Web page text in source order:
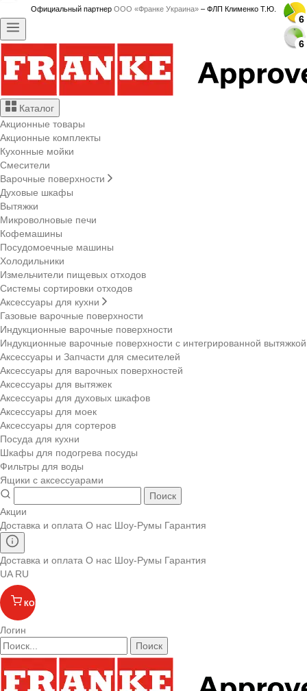
Официальный партнер ООО «Франке Украина» – ФЛП Клименко Т.Ю.
Каталог
Акционные товары
Акционные комплекты
Кухонные мойки
Смесители
Варочные поверхности
Духовые шкафы
Вытяжки
Микроволновые печи
Кофемашины
Посудомоечные машины
Холодильники
Измельчители пищевых отходов
Системы сортировки отходов
Аксессуары для кухни
Газовые варочные поверхности
Индукционные варочные поверхности
Индукционные варочные поверхности с интегрированной вытяжкой
Аксессуары и Запчасти для смесителей
Аксессуары для варочных поверхностей
Аксессуары для вытяжек
Аксессуары для духовых шкафов
Аксессуары для моек
Аксессуары для сортеров
Посуда для кухни
Шкафы для подогрева посуды
Фильтры для воды
Ящики с аксессуарами
Поиск
Акции
Доставка и оплата О нас Шоу-Румы Гарантия
Доставка и оплата О нас Шоу-Румы Гарантия
UA RU
КОРЗИНА
Логин
Поиск
6
6
6
6
6
6
6
6
6
6
6
6
6
6
6
6
6
6
6
6
6
6
6
6
6
6
6
6